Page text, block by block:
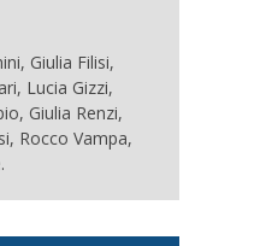
Giulia Filisi,
Lucia Gizzi,
Giulia Renzi,
Rocco Vampa,